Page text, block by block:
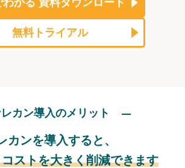
無料トライアル
カン導入のメリット
カンを導入すると、
ストを大きく削減できます